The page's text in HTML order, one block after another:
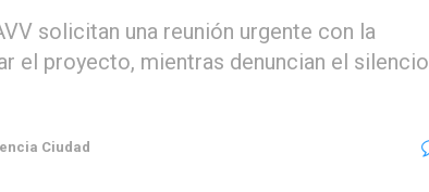
solicitan una reunión urgente con la
el proyecto, mientras denuncian el silencio
Ciudad